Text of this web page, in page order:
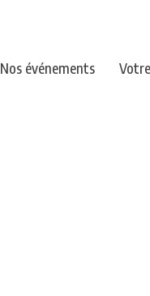
Nos événements